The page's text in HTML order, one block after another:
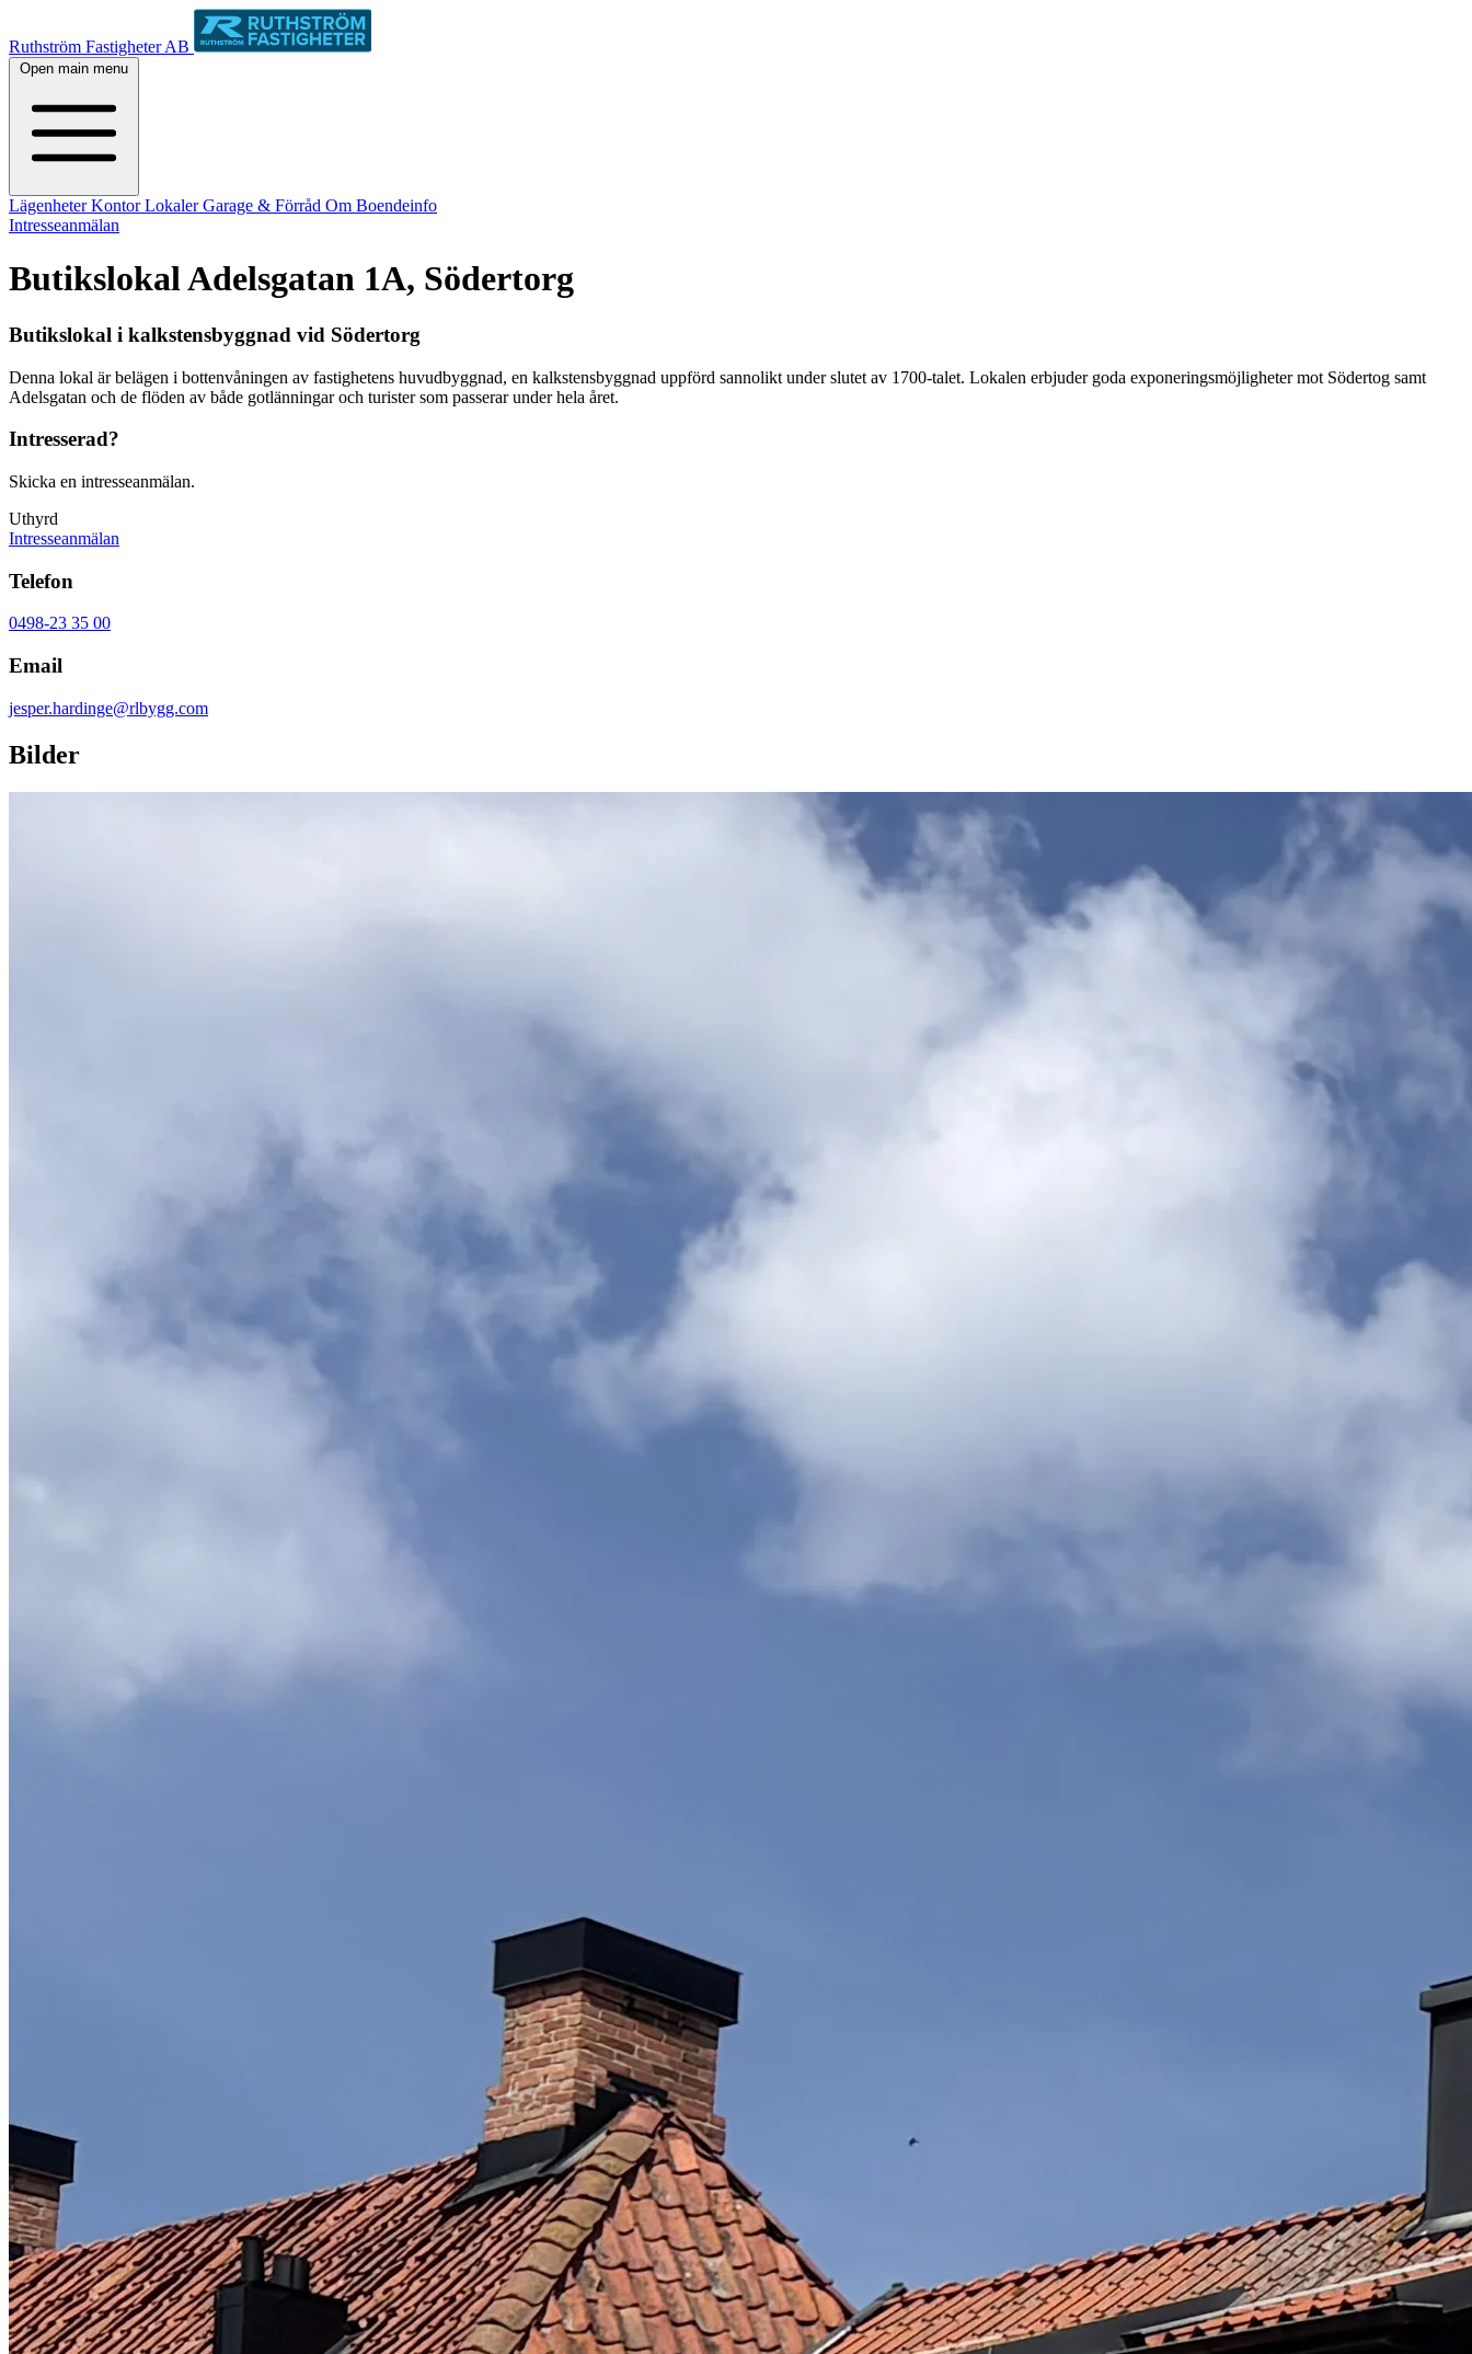
Ruthström Fastigheter AB
Open main menu
LägenheterKontorLokalerGarage & Förråd Om Boendeinfo
Intresseanmälan
Butikslokal Adelsgatan 1A, Södertorg
Butikslokal i kalkstensbyggnad vid Södertorg
Denna lokal är belägen i bottenvåningen av fastighetens huvudbyggnad, en kalkstensbyggnad uppförd sannolikt under slutet av 1700-talet. Lokalen erbjuder goda exponeringsmöjligheter mot Södertog samt
Adelsgatan och de flöden av både gotlänningar och turister som passerar under hela året.
Intresserad?
Skicka en intresseanmälan.
Uthyrd
Intresseanmälan
Telefon
0498-23 35 00
Email
jesper.hardinge@rlbygg.com
Bilder